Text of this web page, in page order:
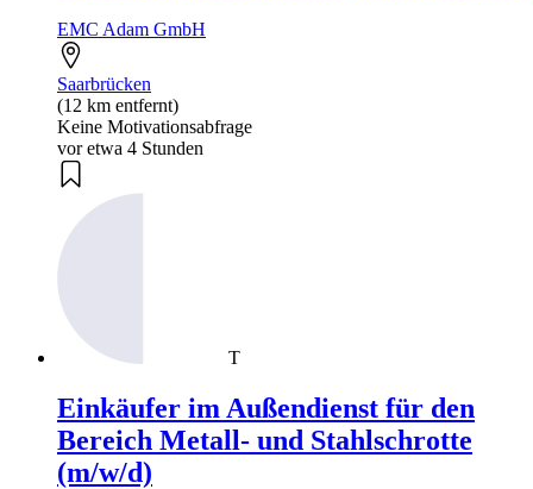
EMC Adam GmbH
Saarbrücken
(12 km entfernt)
Keine Motivationsabfrage
vor etwa 4 Stunden
T
Einkäufer im Außendienst für den
Bereich Metall- und Stahlschrotte
(m/w/d)